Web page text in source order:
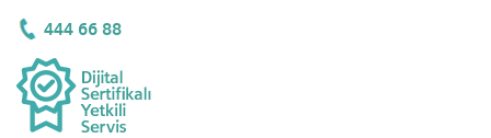
444 66 88